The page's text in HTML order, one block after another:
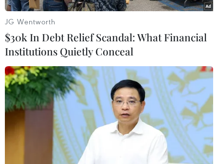
JG Wentworth
$30k In Debt Relief Scandal: What Financial
Institutions Quietly Conceal